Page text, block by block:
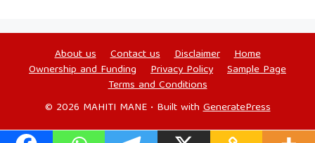
About us Contact us Disclaimer
Home
Ownership and Funding
Privacy Policy
Sample Page
Terms and Conditions
© 2026 MAHITI MANE• Built withGeneratePress